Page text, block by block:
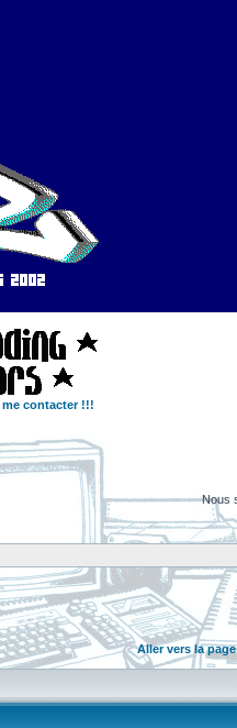
me contacter !!!
Nous
Aller vers la